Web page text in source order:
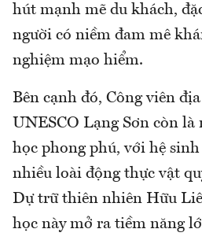
hút mạnh mẽ du khách,
người có niềm đam mê
nghiệm mạo hiểm.
Bên cạnh đó, Công viên
UNESCO Lạng Sơn còn là
học phong phú, với hệ
nhiều loài động thực vật
Dự trữ thiên nhiên Hữu
học này mở ra tiềm năng